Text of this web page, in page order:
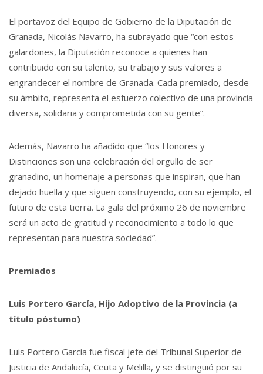
El portavoz del Equipo de Gobierno de la Diputación de
Granada, Nicolás Navarro, ha subrayado que “con estos
galardones, la Diputación reconoce a quienes han
contribuido con su talento, su trabajo y sus valores a
engrandecer el nombre de Granada. Cada premiado, desde
su ámbito, representa el esfuerzo colectivo de una provincia
diversa, solidaria y comprometida con su gente”.
Además, Navarro ha añadido que “los Honores y
Distinciones son una celebración del orgullo de ser
granadino, un homenaje a personas que inspiran, que han
dejado huella y que siguen construyendo, con su ejemplo, el
futuro de esta tierra. La gala del próximo 26 de noviembre
será un acto de gratitud y reconocimiento a todo lo que
representan para nuestra sociedad”.
Premiados
Luis Portero García, Hijo Adoptivo de la Provincia (a
título póstumo)
Luis Portero García fue fiscal jefe del Tribunal Superior de
Justicia de Andalucía, Ceuta y Melilla, y se distinguió por su